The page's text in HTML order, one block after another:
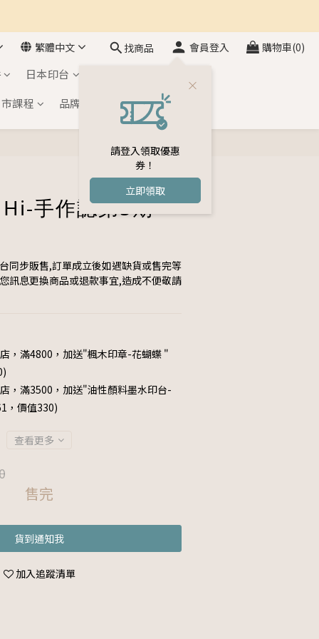
繁體中文 找商品 會員登入
請登入領取優惠
券！
立即領取
購物車(0)
日本印台
課程
品牌介紹 會員專區
手作誌第5期
同步販售,訂單成立後如遇缺貨或售完等
訊息更換商品或退款事宜,造成不便敬請
，滿4800，加送"楓木印章-花蝴蝶 "
，滿3500，加送"油性顏料墨水印台-
，價值330)
查看更多
售完
貨到通知我
加入追蹤清單